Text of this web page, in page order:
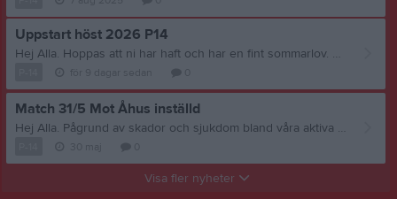
Uppstart höst 2026 P14
Hej Alla. Hoppas att ni har haft och har en fint sommarlov. Nu är det dags att starta höstsäsongen och tempot blir högt från början. vi har redan den 9/8 match mot Lönsboda så vi går in i hetluften direkt. Första träningen är på tisdag den 4/8 18:00 om man önskar att byta om på lindvallen får man komma tidigare så att man är klar för start 18:00.. Mvh Tränarna..
Match 31/5 Mot Åhus inställd
Hej Alla. Pågrund av skador och sjukdom bland våra aktiva så har vi idag varit tvugna att ställa in matchen mot Åhus I morgon, Mvh Tränarna
Visa fler nyheter